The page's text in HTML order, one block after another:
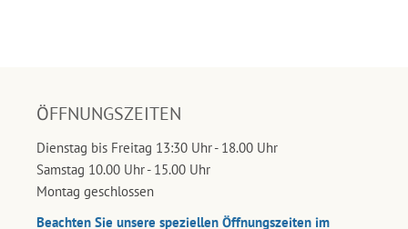
ÖFFNUNGSZEITEN
Dienstag bis Freitag 13:30 Uhr - 18.00 Uhr
Samstag 10.00 Uhr - 15.00 Uhr
Montag geschlossen
Beachten Sie unsere speziellen Öffnungszeiten im